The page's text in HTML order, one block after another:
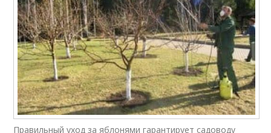
Правильный уход за яблонями гарантирует садоводу